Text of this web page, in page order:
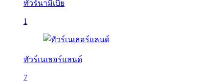
ทัวร์นามิเบีย
1
ทัวร์เนเธอร์แลนด์
7